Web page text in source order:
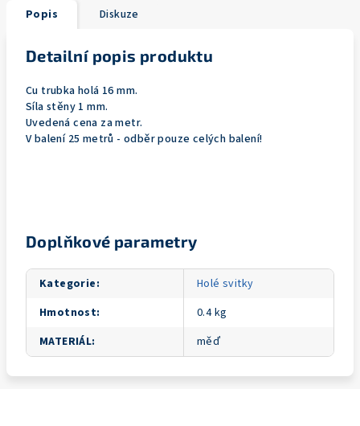
Popis Diskuze
Detailní popis produktu
Cu trubka holá 16 mm.
Síla stěny 1 mm.
Uvedená cena za metr.
V balení 25 metrů - odběr pouze celých balení!
Doplňkové parametry
Kategorie:
Holé svitky
Hmotnost:
0.4 kg
MATERIÁL: měď